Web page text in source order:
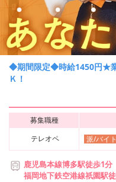
◆期間限定◆時給1450円★
Ｋ！
募集職種
テレオペ
派/バイト
鹿児島本線博多駅徒歩1分
福岡地下鉄空港線祇園駅